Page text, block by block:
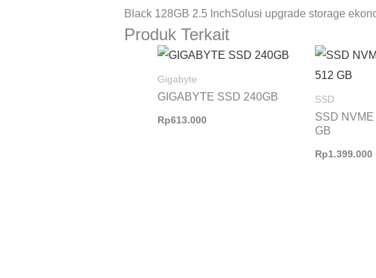
Black 128GB 2.5 InchSolusi upgrade storage
Produk Terkait
Gigabyte
GIGABYTE SSD 240GB
Rp613.000
SSD
SSD
GB
Rp1.399.000